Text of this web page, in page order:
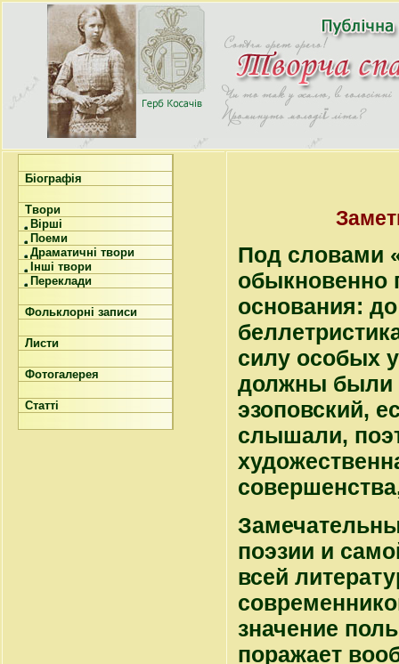
Біографія
Твори
Вірші
Поеми
Драматичні твори
Інші твори
Переклади
Фольклорні записи
Листи
Фотогалерея
Статті
Под словами
обыкновенно
основания:
силу особых
должны были
эзоповский,
слышали,
поэзии и
всей
значение
поражает